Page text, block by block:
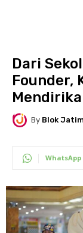
Dari
Founder,
By Blok
WhatsApp